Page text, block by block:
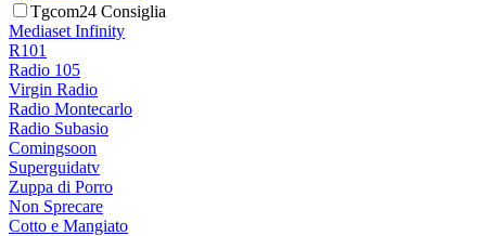
Tgcom24 Consiglia
Mediaset Infinity
R101
Radio 105
Virgin Radio
Radio Montecarlo
Radio Subasio
Comingsoon
Superguidatv
Zuppa di Porro
Non Sprecare
Cotto e Mangiato